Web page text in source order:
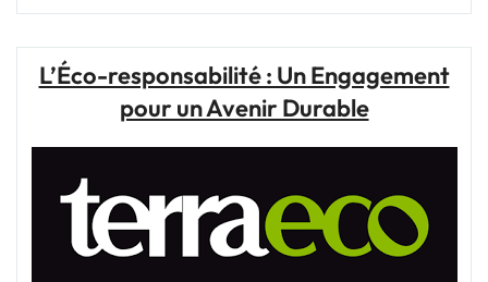
:
Qui
Transforment
L’Éco-responsabilité : Un Engagement
pour un Avenir Durable